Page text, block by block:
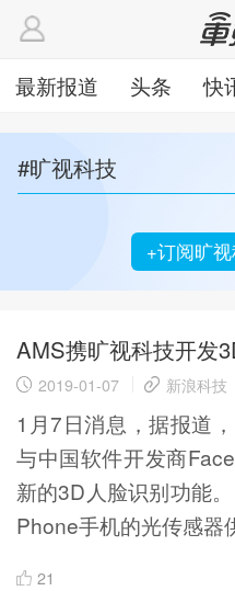
最新报道 头条 快
#旷视科技
+订阅旷
AMS携旷视科技开发
2019-01-07 新浪科技
1月7日消息，据报道
与中国软件开发商
新的3D人脸识别功能
Phone手机的光传感器
21